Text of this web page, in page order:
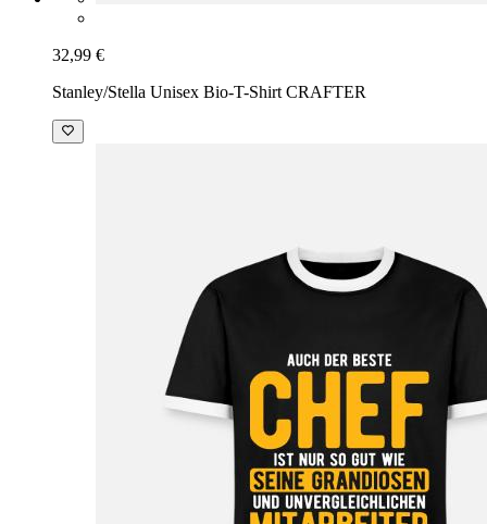
32,99 €
Stanley/Stella Unisex Bio-T-Shirt CRAFTER